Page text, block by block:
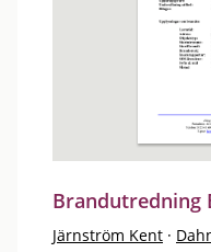
Brandutredning
Järnström Kent ·